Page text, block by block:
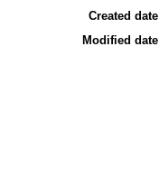
Created date
Modified date